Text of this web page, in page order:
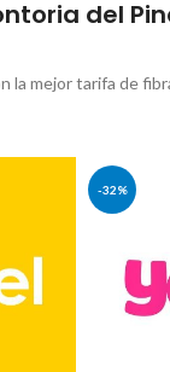
del
la mejor tarifa de
-32%